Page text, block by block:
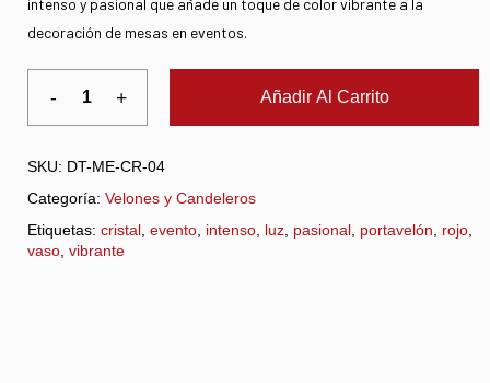
decoración de mesas en eventos.
Añadir Al Carrito
SKU: DT-ME-CR-04
Categoría: Velones y Candeleros
Etiquetas: cristal evento intenso luz pasional portavelón rojo
vaso vibrante